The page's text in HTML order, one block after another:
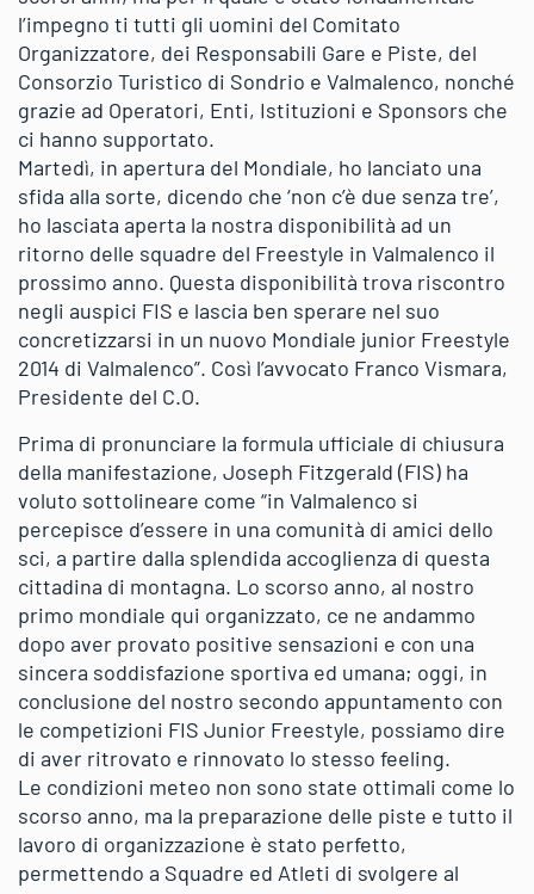
l’impegno ti tutti gli uomini del Comitato
Organizzatore, dei Responsabili Gare e Piste, del
Consorzio Turistico di Sondrio e Valmalenco, nonché
grazie ad Operatori, Enti, Istituzioni e Sponsors che
ci hanno supportato.
Martedì, in apertura del Mondiale, ho lanciato una
sfida alla sorte, dicendo che ‘non c’è due senza tre’,
ho lasciata aperta la nostra disponibilità ad un
ritorno delle squadre del Freestyle in Valmalenco il
prossimo anno. Questa disponibilità trova riscontro
negli auspici FIS e lascia ben sperare nel suo
concretizzarsi in un nuovo Mondiale junior Freestyle
2014 di Valmalenco”. Così l’avvocato Franco Vismara,
Presidente del C.O.
Prima di pronunciare la formula ufficiale di chiusura
della manifestazione, Joseph Fitzgerald (FIS) ha
voluto sottolineare come “in Valmalenco si
percepisce d’essere in una comunità di amici dello
sci, a partire dalla splendida accoglienza di questa
cittadina di montagna. Lo scorso anno, al nostro
primo mondiale qui organizzato, ce ne andammo
dopo aver provato positive sensazioni e con una
sincera soddisfazione sportiva ed umana; oggi, in
conclusione del nostro secondo appuntamento con
le competizioni FIS Junior Freestyle, possiamo dire
di aver ritrovato e rinnovato lo stesso feeling.
Le condizioni meteo non sono state ottimali come lo
scorso anno, ma la preparazione delle piste e tutto il
lavoro di organizzazione è stato perfetto,
permettendo a Squadre ed Atleti di svolgere al